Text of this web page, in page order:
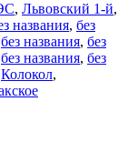
, Львовский 1-й,
названия, без
без названия, без
без названия, без
Колокол,